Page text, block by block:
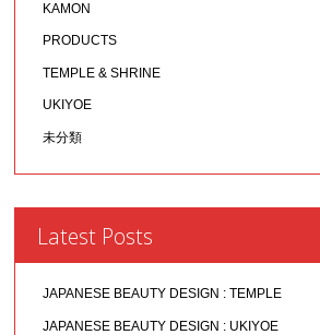
KAMON
PRODUCTS
TEMPLE & SHRINE
UKIYOE
未分類
Latest Posts
JAPANESE BEAUTY DESIGN : TEMPLE
JAPANESE BEAUTY DESIGN : UKIYOE